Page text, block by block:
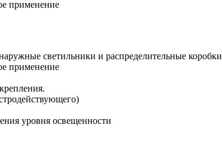
применение
светильники и распределительные коробки
применение
уровня освещенности